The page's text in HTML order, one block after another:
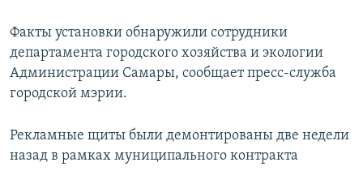
Факты установки обнаружили сотрудники
департамента городского хозяйства и экологии
Администрации Самары, сообщает пресс-служба
городской мэрии.
Рекламные щиты были демонтированы две недели
назад в рамках муниципального контракта